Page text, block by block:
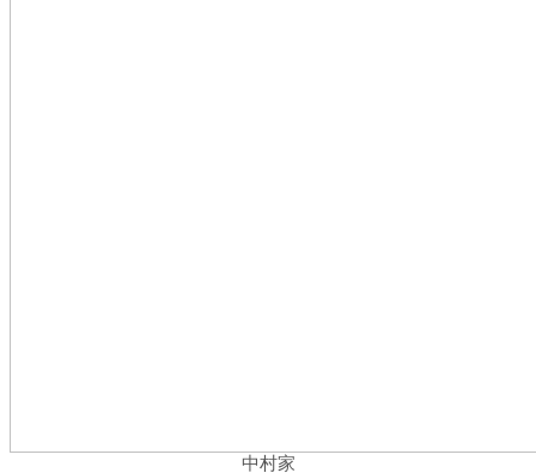
中村家